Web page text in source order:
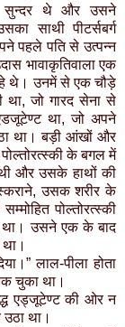
सुन्दर थे और उसने
साथी पीटर्सबर्ग
पहले पति से उत्पन्न
भावाकृतिवाला एक
थे। उनमें से एक चौड़े
था, जो गारद सेना से
था, जो अपने
था। बड़ी आंखों और
पोल्तोरत्स्की के बगल में
और उसके हाथों की
उसक शरीर के
पोल्तोरत्स्की
था। उसने एक के बाद
लाल-पीला होता
चुका था।
एड्जूटेण्ट की ओर न
था।